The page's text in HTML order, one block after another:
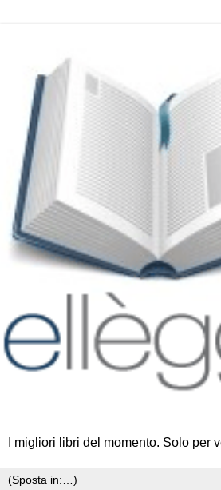
I migliori libri del momento. Solo per